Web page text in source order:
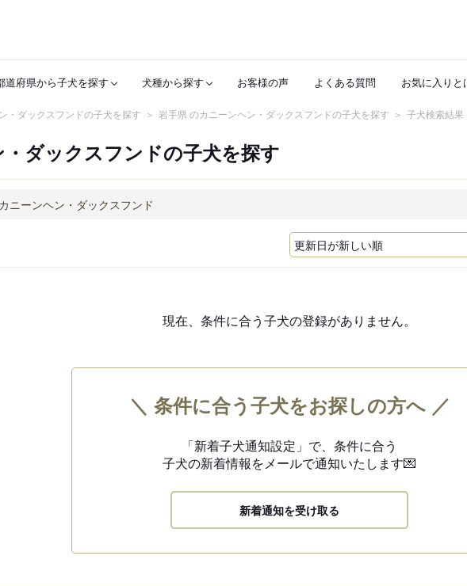
道府県から子犬を探す 犬種から探す お客様の声 よくある質問 お気に入りと
・ダックスフンドの子犬を探す 岩手県 のカニーンヘン・ダックスフンドの子犬を探す 子犬検索結果
ダックスフンドの子犬を探す
現在、条件に合う子犬の登録がありません。
＼ 条件に合う子犬をお探しの方へ ／
「新着子犬通知設定」で、 条件に合う
子犬の新着情報をメールで通知いたします💌
新着通知を受け取る